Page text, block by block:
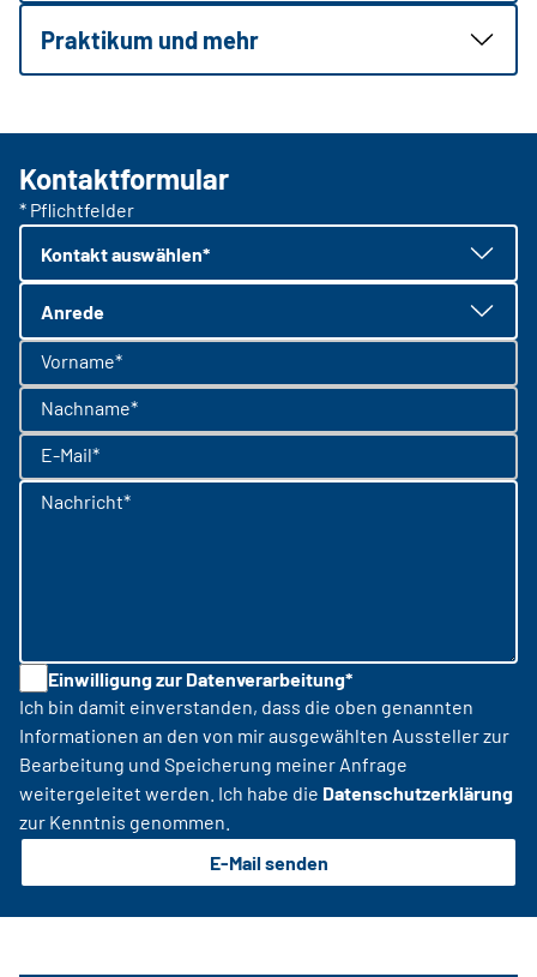
Praktikum und mehr
Kontaktformular
* Pflichtfelder
Kontakt auswählen*
Anrede
Vorname*
Nachname*
E-Mail*
Nachricht*
Einwilligung zur Datenverarbeitung*
Ich bin damit einverstanden, dass die oben genannten
Informationen an den von mir ausgewählten Aussteller zur
Bearbeitung und Speicherung meiner Anfrage
weitergeleitet werden. Ich habe die Datenschutzerklärung
zur Kenntnis genommen.
E-Mail senden